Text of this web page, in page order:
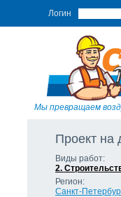
Логин
Мы превращаем
Проект на
Виды работ:
2.
Регион:
Санкт-